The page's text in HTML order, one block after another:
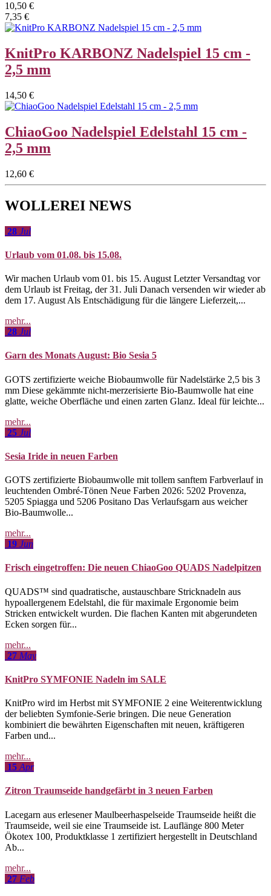
10,50 €
7,35 €
KnitPro KARBONZ Nadelspiel 15 cm -
2,5 mm
14,50 €
ChiaoGoo Nadelspiel Edelstahl 15 cm -
2,5 mm
12,60 €
WOLLEREI NEWS
28 Jul
Urlaub vom 01.08. bis 15.08.
Wir machen Urlaub vom 01. bis 15. August Letzter Versandtag vor
dem Urlaub ist Freitag, der 31. Juli Danach versenden wir wieder ab
dem 17. August Als Entschädigung für die längere Lieferzeit,...
mehr...
28 Jul
Garn des Monats August: Bio Sesia 5
GOTS zertifizierte weiche Biobaumwolle für Nadelstärke 2,5 bis 3
mm Diese gekämmte nicht-merzerisierte Bio-Baumwolle hat eine
glatte, weiche Oberfläche und einen zarten Glanz. Ideal für leichte...
mehr...
25 Jul
Sesia Iride in neuen Farben
GOTS zertifizierte Biobaumwolle mit tollem sanftem Farbverlauf in
leuchtenden Ombré-Tönen Neue Farben 2026: 5202 Provenza,
5205 Spiagga und 5206 Positano Das Verlaufsgarn aus weicher
Bio-Baumwolle...
mehr...
19 Jun
Frisch eingetroffen: Die neuen ChiaoGoo QUADS Nadelpitzen
QUADS™ sind quadratische, austauschbare Stricknadeln aus
hypoallergenem Edelstahl, die für maximale Ergonomie beim
Stricken entwickelt wurden. Die flachen Kanten mit abgerundeten
Ecken sorgen für...
mehr...
27 May
KnitPro SYMFONIE Nadeln im SALE
KnitPro wird im Herbst mit SYMFONIE 2 eine Weiterentwicklung
der beliebten Symfonie-Serie bringen. Die neue Generation
kombiniert die bewährten Eigenschaften mit neuen, kräftigeren
Farben und...
mehr...
15 Apr
Zitron Traumseide handgefärbt in 3 neuen Farben
Lacegarn aus erlesener Maulbeerhaspelseide Traumseide heißt die
Traumseide, weil sie eine Traumseide ist. Lauflänge 800 Meter
Ökotex 100, Produktklasse 1 zertifiziert hergestellt in Deutschland
Ab...
mehr...
27 Feb